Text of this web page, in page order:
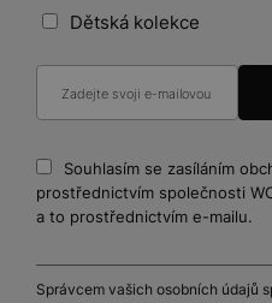
Dětská kolekce
Souhlasím se zasíláním
prostřednictvím společnosti
a to prostřednictvím e-mailu.
Správcem vašich osobních údajů